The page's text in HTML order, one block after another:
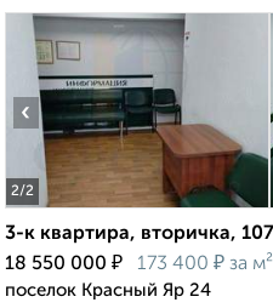
2/2
‹
3-к квартира, вторичка,
18 550 000 ₽ 173 400 ₽ за м²
поселок Красный Яр 24